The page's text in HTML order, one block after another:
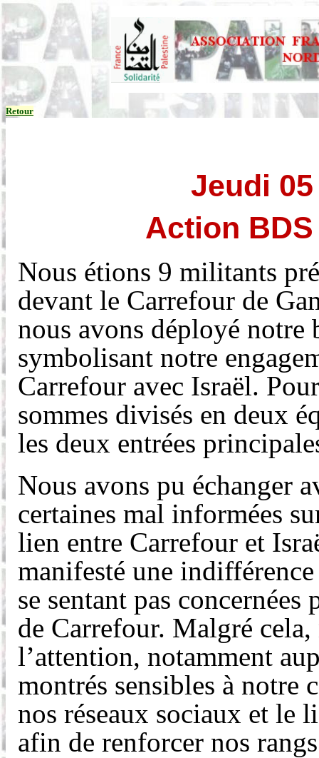
Retour
Jeudi
Action
Nous étions 9 militants
devant le Carrefour de
nous avons déployé notre
symbolisant notre
Carrefour avec Israël.
sommes divisés en deux
les deux entrées
Nous avons pu échanger
certaines mal informées
lien entre Carrefour et
manifesté une
se sentant pas
de Carrefour. Malgré
l’attention, notamment
montrés sensibles à notre
nos réseaux sociaux et le
afin de renforcer nos